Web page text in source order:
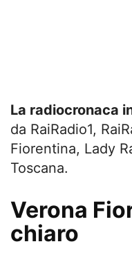
La radiocronaca
da RaiRadio1,
Fiorentina, Lady
Toscana.
Verona
chiaro